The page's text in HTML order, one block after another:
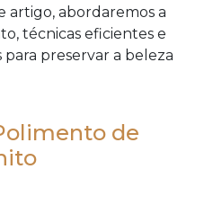
artigo, abordaremos a
técnicas eficientes e
preservar a beleza
de